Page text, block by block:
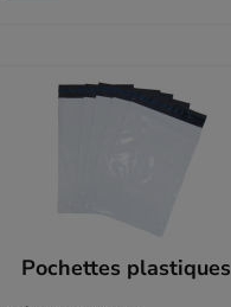
Pochettes plastiques